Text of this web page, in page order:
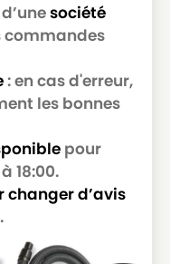
société
commandes
: en cas d'erreur,
les bonnes
pour
18:00.
changer d’avis